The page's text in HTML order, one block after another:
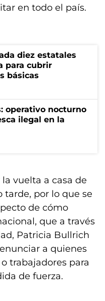
en todo el país.
diez estatales
para cubrir
básicas
operativo nocturno
ilegal en la
vuelta a casa de
tarde, por lo que se
de cómo
que a través
Patricia Bullrich
a quienes
trabajadores para
de fuerza.